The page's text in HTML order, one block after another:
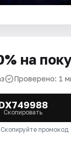
на
Проверено: 1
Скопировать
Скопируйте промокод